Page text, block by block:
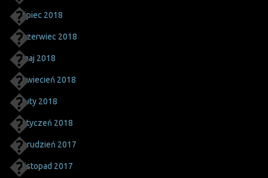
lipiec 2018
czerwiec 2018
maj 2018
kwiecień 2018
luty 2018
styczeń 2018
grudzień 2017
listopad 2017